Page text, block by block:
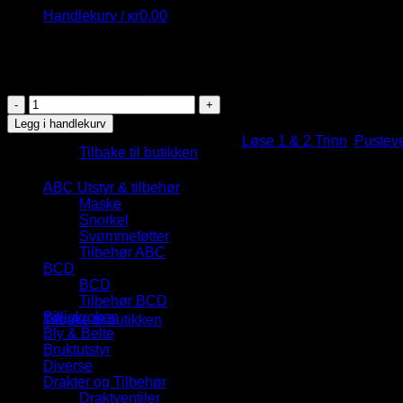
Handlekurv / kr0.00
Du har ingen produkter i handlekurven.
Tilbake til butikken
Handlekurv
Du har ingen produkter i handlekurven.
Tilbake til butikken
LØST
AQL
LEG3ND
antall
Legg i handlekurv
Løse 1 & 2 Trinn
ABC Utstyr & tilbehør
Maske
Snorkel
Svømmeføtter
Tilbehør ABC
BCD
BCD
Tilbehør BCD
Billigkroken
Bly & Belte
Bruktutstyr
Diverse
Drakter og Tilbehør
Draktventiler